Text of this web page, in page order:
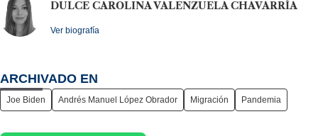
DULCE CAROLINA VALENZUELA CHAVARRÍA
Ver biografía
ARCHIVADO EN
Joe Biden Andrés Manuel López Obrador Migración Pandemia